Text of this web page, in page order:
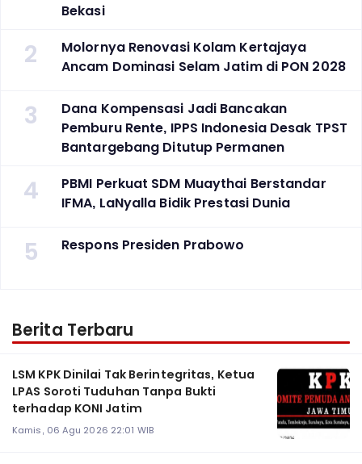
Bekasi
2
Molornya Renovasi Kolam Kertajaya
Ancam Dominasi Selam Jatim di PON 2028
3
Dana Kompensasi Jadi Bancakan
Pemburu Rente, IPPS Indonesia Desak TPST
Bantargebang Ditutup Permanen
4
PBMI Perkuat SDM Muaythai Berstandar
IFMA, LaNyalla Bidik Prestasi Dunia
5 Respons Presiden Prabowo
Berita Terbaru
LSM KPK Dinilai Tak Berintegritas, Ketua
LPAS Soroti Tuduhan Tanpa Bukti
terhadap KONI Jatim
Kamis, 06 Agu 2026 22:01 WIB